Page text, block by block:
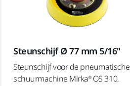
Steunschijf Ø 77 mm 5/16"
Steunschijf voor de pneumatische
schuurmachine Mirka® OS 310.